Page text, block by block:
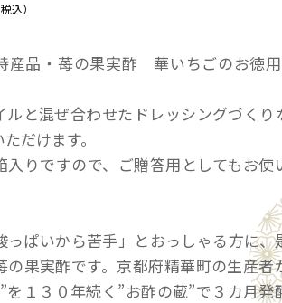
込）
産品・苺の果実酢 華いちごのお徳
ルと混ぜ合わせたドレッシングづくり
だけます。
入りですので、ご贈答用としてもお使
っぱいから苦手」とおっしゃる方に、
の果実酢です。京都府精華町の生産者
を１３０年続く”お酢の蔵”で３カ月発